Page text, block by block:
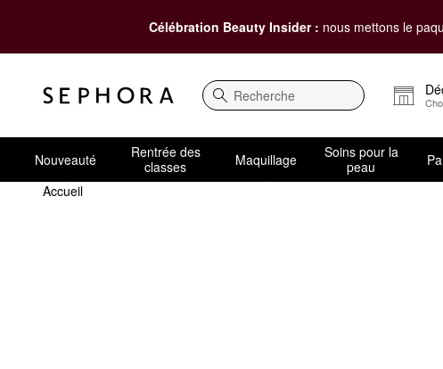
Célébration Beauty Insider : nous mettons le
Recherche
Nouveauté
Rentrée des
classes
Maquillage
Soins pour la
peau
Accueil